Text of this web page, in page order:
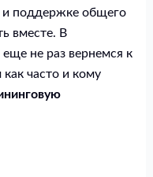
и поддержке общего
вместе. В
не раз вернемся к
часто и кому